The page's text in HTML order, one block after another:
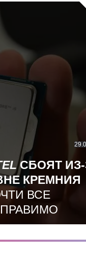
СБОЯТ
КРЕМНИЯ
ВСЕ